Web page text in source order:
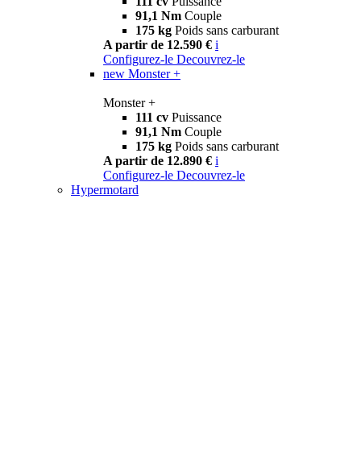
91,1 Nm Couple
175 kg Poids sans carburant
A partir de 12.590 € i
Configurez-le Decouvrez-le
new Monster +
Monster +
111 cv Puissance
91,1 Nm Couple
175 kg Poids sans carburant
A partir de 12.890 € i
Configurez-le Decouvrez-le
Hypermotard